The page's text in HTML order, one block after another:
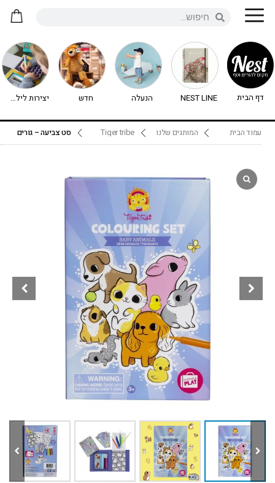
דף הבית NEST LINE הנעלה חדש יצירות לילדים - יצירה לילדים
עמוד הבית המותגים שלנו Tiger tribe סט צביעה – גורים